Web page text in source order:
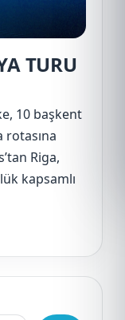
TURU
10 başkent
Riga,
kapsamlı